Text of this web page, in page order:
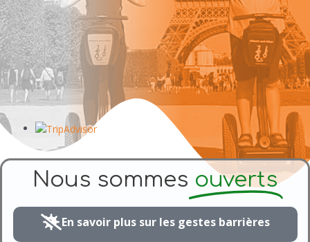
Nous sommes ouverts
En savoir plus sur les gestes barrières